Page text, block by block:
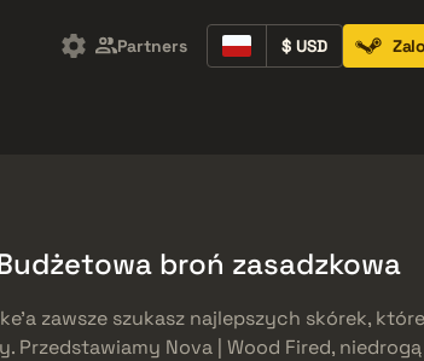
Partners $ USD
broń zasadzkowa
zawsze szukasz najlepszych skórek, które
Przedstawiamy Nova | Wood Fired, niedrogą